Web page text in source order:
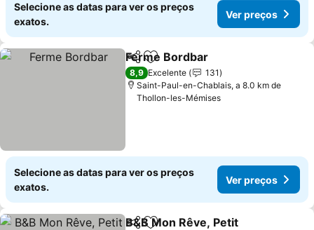
Selecione as datas para ver os preços
exatos.
Ver preços
PartilharAdicionar aos favoritos
Ferme Bordbar
8,9 Excelente
131
Saint-Paul-en-Chablais, a 8.0 km de
Thollon-les-Mémises
Selecione as datas para ver os preços
exatos.
Ver preços
B&B Mon Rêve, Petit